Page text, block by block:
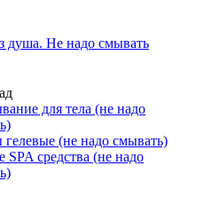
душа. Не надо смывать
для тела (не надо
(не надо смывать)
SPA средства (не надо